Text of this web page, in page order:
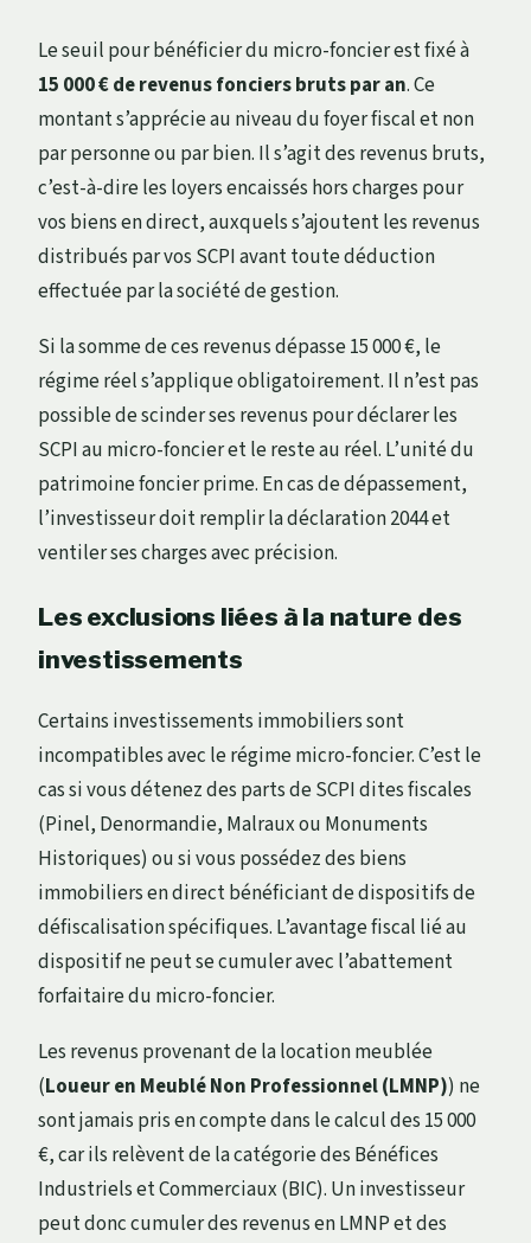
Le seuil pour bénéficier du micro-foncier est fixé à
15 000 € de revenus fonciers bruts par an. Ce
montant s’apprécie au niveau du foyer fiscal et non
par personne ou par bien. Il s’agit des revenus bruts,
c’est-à-dire les loyers encaissés hors charges pour
vos biens en direct, auxquels s’ajoutent les revenus
distribués par vos SCPI avant toute déduction
effectuée par la société de gestion.
Si la somme de ces revenus dépasse 15 000 €, le
régime réel s’applique obligatoirement. Il n’est pas
possible de scinder ses revenus pour déclarer les
SCPI au micro-foncier et le reste au réel. L’unité du
patrimoine foncier prime. En cas de dépassement,
l’investisseur doit remplir la déclaration 2044 et
ventiler ses charges avec précision.
Les exclusions liées à la nature des
investissements
Certains investissements immobiliers sont
incompatibles avec le régime micro-foncier. C’est le
cas si vous détenez des parts de SCPI dites fiscales
(Pinel, Denormandie, Malraux ou Monuments
Historiques) ou si vous possédez des biens
immobiliers en direct bénéficiant de dispositifs de
défiscalisation spécifiques. L’avantage fiscal lié au
dispositif ne peut se cumuler avec l’abattement
forfaitaire du micro-foncier.
Les revenus provenant de la location meublée
(Loueur en Meublé Non Professionnel (LMNP)) ne
sont jamais pris en compte dans le calcul des 15 000
€, car ils relèvent de la catégorie des Bénéfices
Industriels et Commerciaux (BIC). Un investisseur
peut donc cumuler des revenus en LMNP et des